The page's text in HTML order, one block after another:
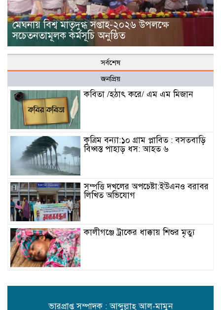
মেঘনায় বিশ্ব মাতৃদুগ্ধ সপ্তাহ-২০২৬ উপলক্ষে
সচেতনতামূলক কর্মসূচি অনুষ্ঠিত
সর্বশেষ
জনপ্রিয়
কবিতা /হঠাৎ করে/ এম এম মিজান
কৃত্রিম বন্যা:১০ গ্রাম প্লাবিত : বসতবাড়ি
বিধ্বস্ত পাহাড় ধস: আহত ৬
সম্পত্তি দখলের অপচেষ্টা:ইউএনও বরাবর
লিখিত অভিযোগ
কালীগঞ্জে ট্রাকের ধাক্কায় শিশুর মৃত্যু
ভারত বৈঠক
ভারপ্রাপ্ত সম্পাদক : আব্দুল্লাহ্ আল-মামুন